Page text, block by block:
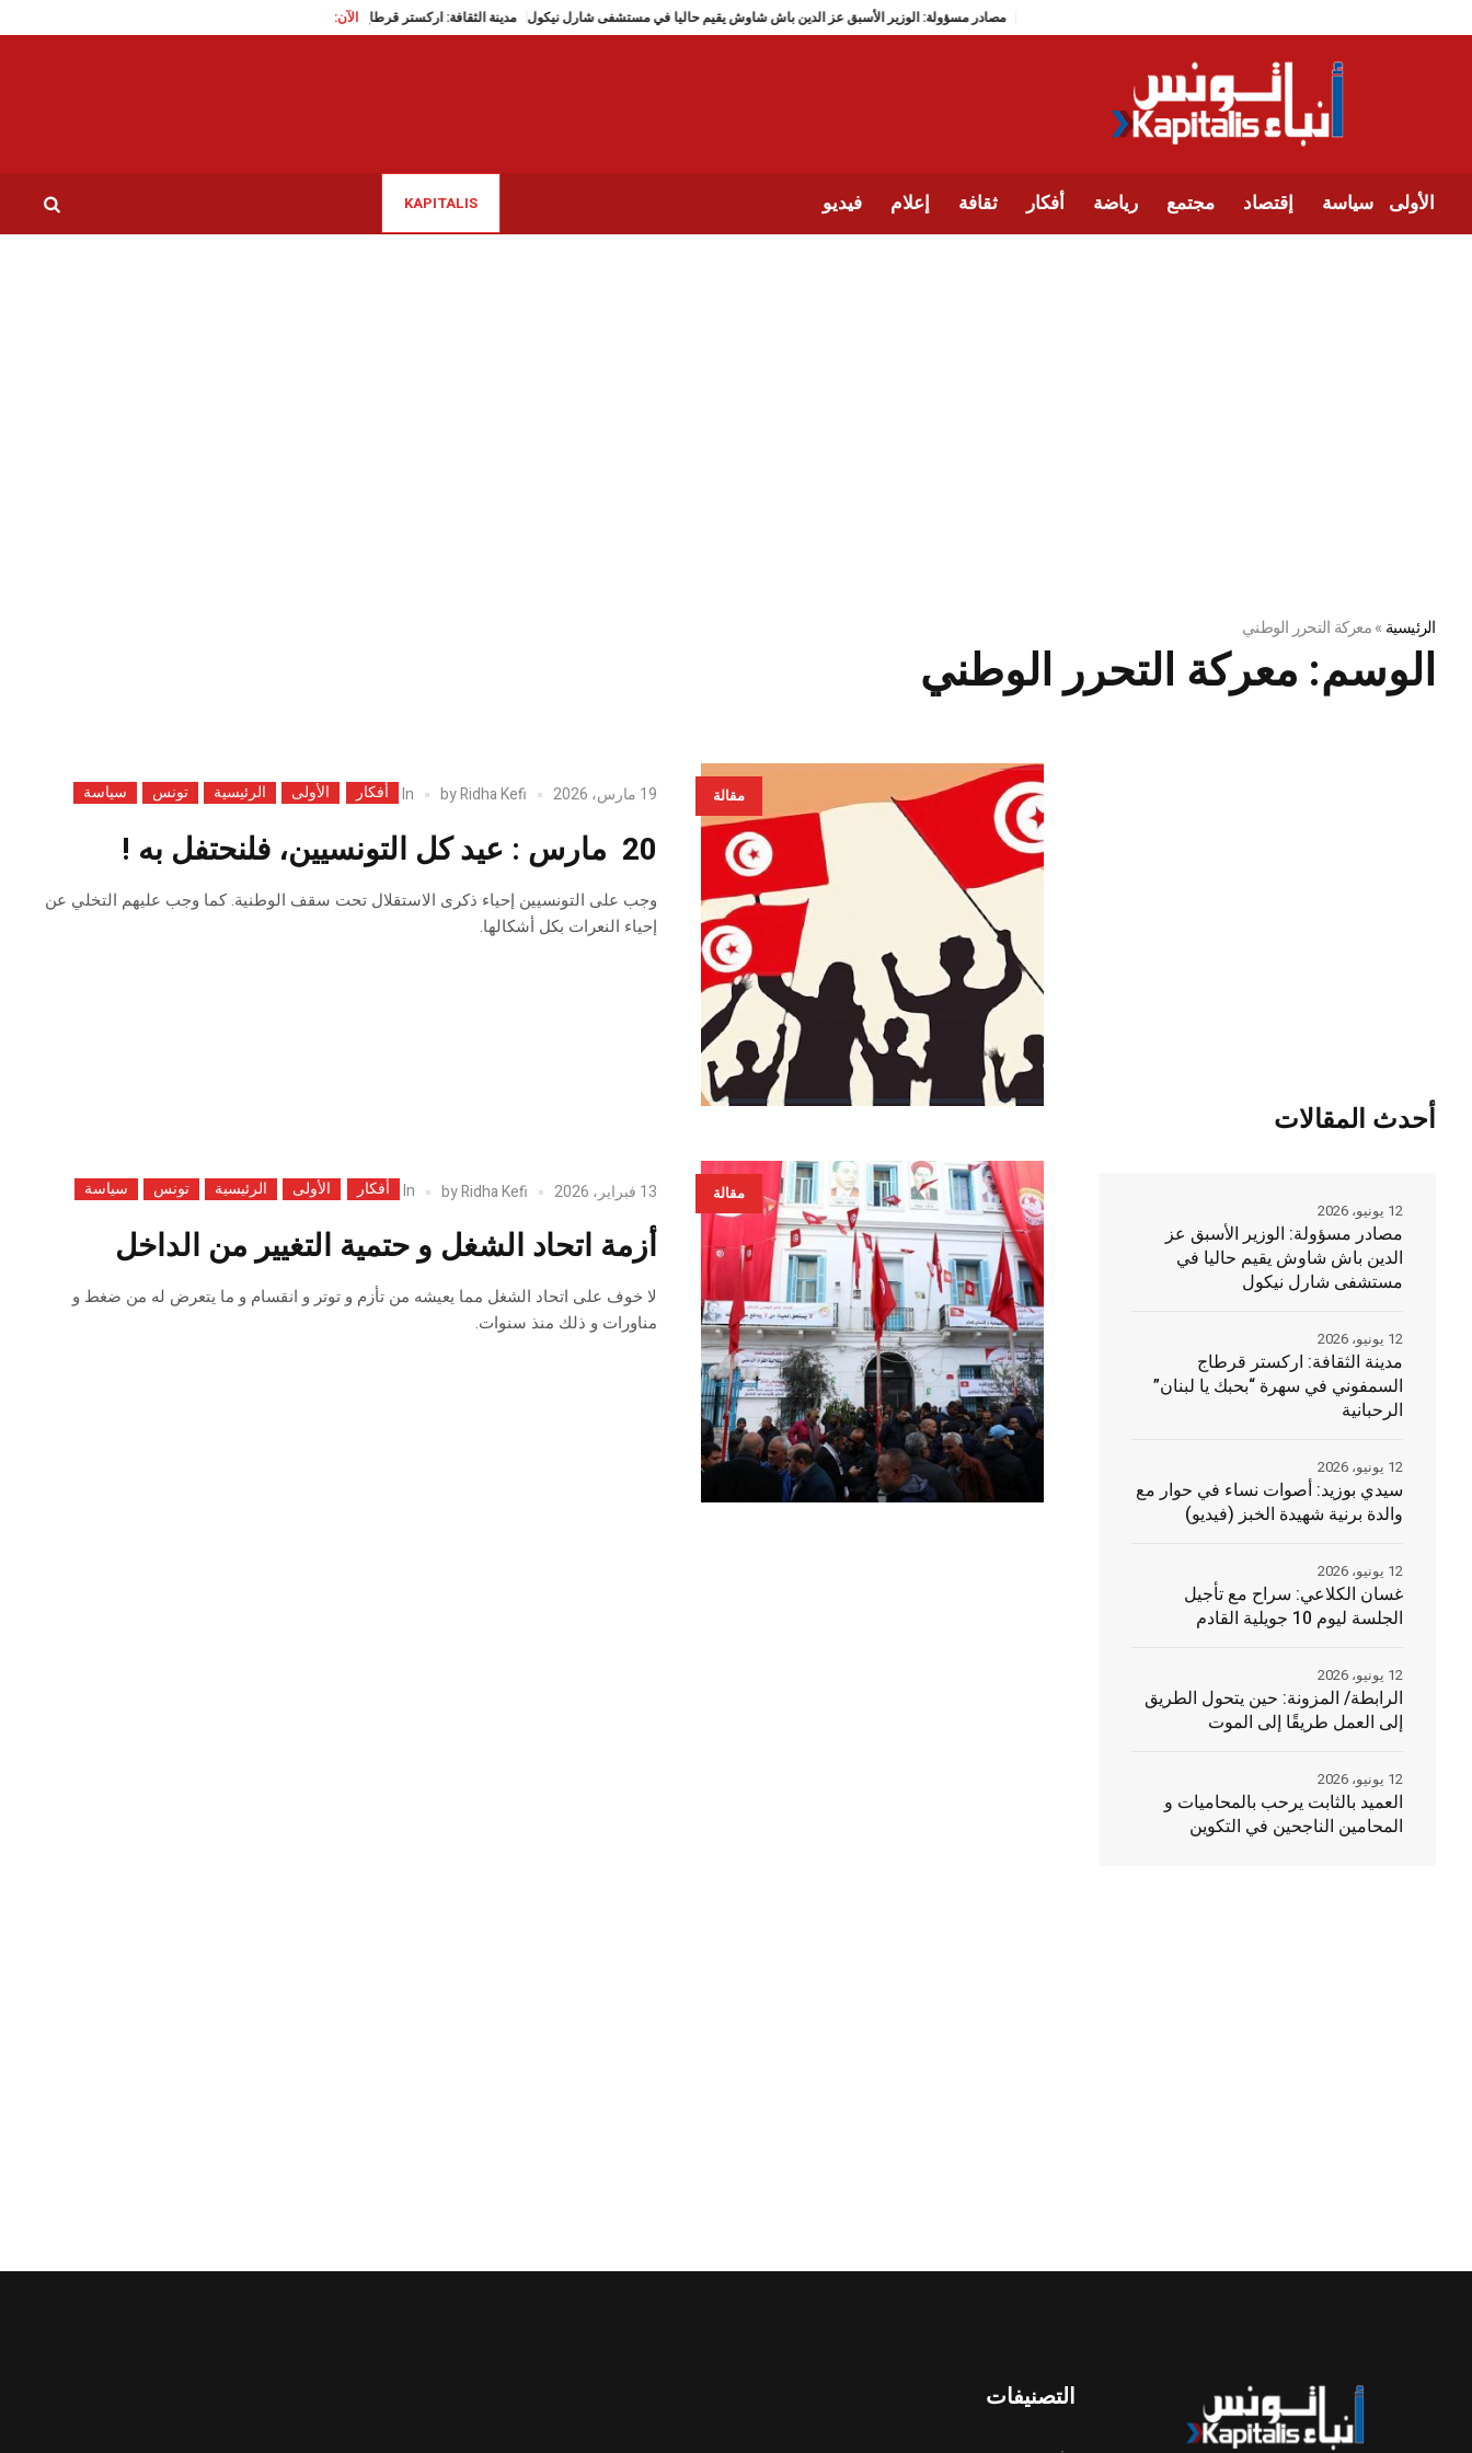
الآن: مصادر مسؤولة: الوزير الأسبق عز الدين باش شاوش يقيم حاليا في مستشفى شارل نيكول مدينة الثقافة: اركستر قرطاج السمفوني في سهرة “بحبك يا لبنان” الرحبانية
الأولى سياسة إقتصاد مجتمع رياضة أفكار ثقافة إعلام فيديو KAPITALIS
الرئيسية »معركة التحرر الوطني
الوسم: معركة التحرر الوطني
مقالة 19 مارس، 2026 byRidha Kefi
In أفكار الأولى الرئيسية تونس سياسة
20 مارس : عيد كل التونسيين، فلنحتفل به !
وجب على التونسيين إحياء ذكرى الاستقلال تحت سقف الوطنية. كما وجب عليهم التخلي عن
إحياء النعرات بكل أشكالها.
مقالة 13 فبراير، 2026 byRidha Kefi
In أفكار الأولى الرئيسية تونس سياسة
أزمة اتحاد الشغل و حتمية التغيير من الداخل
لا خوف على اتحاد الشغل مما يعيشه من تأزم و توتر و انقسام و ما يتعرض له من ضغط و
مناورات و ذلك منذ سنوات.
أحدث المقالات
مصادر مسؤولة: الوزير الأسبق عز
الدين باش شاوش يقيم حاليا في
مستشفى شارل نيكول
12 يونيو، 2026
مدينة الثقافة: اركستر قرطاج
السمفوني في سهرة “بحبك يا لبنان”
الرحبانية
12 يونيو، 2026
سيدي بوزيد: أصوات نساء في حوار مع
والدة برنية شهيدة الخبز (فيديو)
12 يونيو، 2026
غسان الكلاعي: سراح مع تأجيل
الجلسة ليوم 10 جويلية القادم
12 يونيو، 2026
الرابطة/ المزونة: حين يتحول الطريق
إلى العمل طريقًا إلى الموت
12 يونيو، 2026
العميد بالثابت يرحب بالمحاميات و
المحامين الناجحين في التكوين
12 يونيو، 2026
التصنيفات